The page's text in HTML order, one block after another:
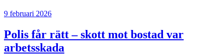
9 februari 2026
Polis får rätt – skott mot bostad var
arbetsskada